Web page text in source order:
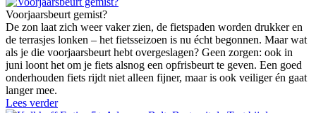
Voorjaarsbeurt gemist?
De zon laat zich weer vaker zien, de fietspaden worden drukker en
de terrasjes lonken – het fietsseizoen is nu écht begonnen. Maar wat
als je die voorjaarsbeurt hebt overgeslagen? Geen zorgen: ook in
juni loont het om je fiets alsnog een opfrisbeurt te geven. Een goed
onderhouden fiets rijdt niet alleen fijner, maar is ook veiliger én gaat
langer mee.
Lees verder